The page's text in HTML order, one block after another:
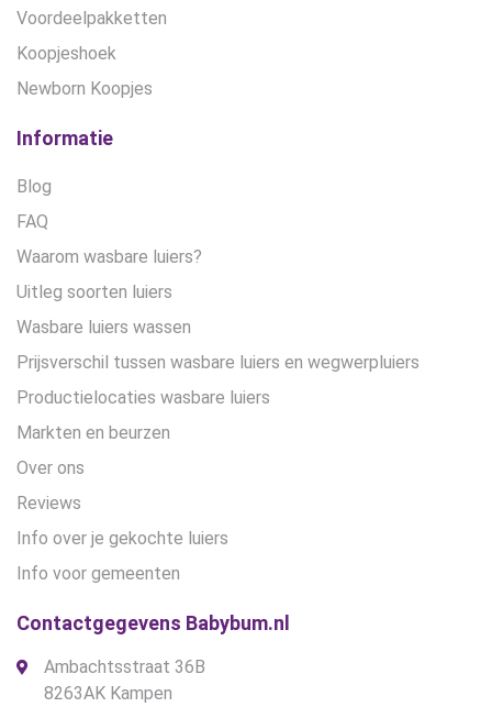
Voordeelpakketten
Koopjeshoek
Newborn Koopjes
Informatie
Blog
FAQ
Waarom wasbare luiers?
Uitleg soorten luiers
Wasbare luiers wassen
Prijsverschil tussen wasbare luiers en wegwerpluiers
Productielocaties wasbare luiers
Markten en beurzen
Over ons
Reviews
Info over je gekochte luiers
Info voor gemeenten
Contactgegevens Babybum.nl
Ambachtsstraat 36B
8263AK Kampen